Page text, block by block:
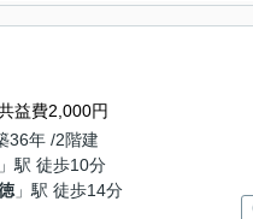
益費2,000円
36年 /2階建
」駅 徒歩10分
」駅 徒歩14分